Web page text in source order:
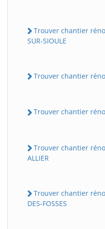
Trouver chantier
SUR-SIOULE
Trouver chantier
Trouver chantier
Trouver chantier
ALLIER
Trouver chantier
DES-FOSSES